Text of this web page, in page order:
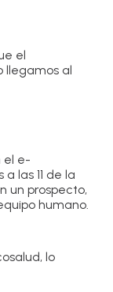
el
llegamos al
el e-
las 11 de la
un prospecto,
humano.
lo